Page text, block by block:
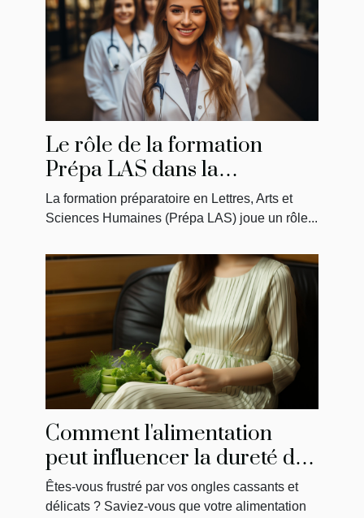
Le rôle de la formation
Prépa LAS dans la
préparation des étudiants en
médecine
La formation préparatoire en Lettres, Arts et
Sciences Humaines (Prépa LAS) joue un rôle...
Comment l'alimentation
peut influencer la dureté de
vos ongles
Êtes-vous frustré par vos ongles cassants et
délicats ? Saviez-vous que votre alimentation